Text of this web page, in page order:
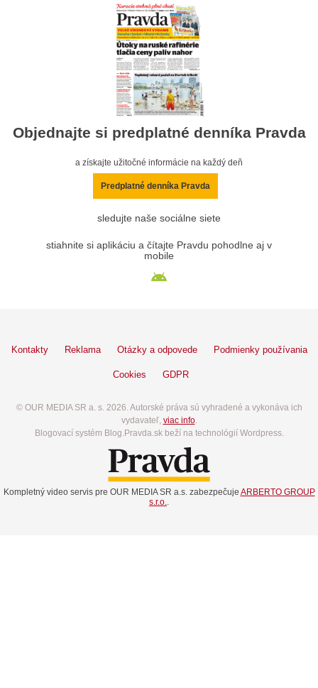
Objednajte si predplatné denníka Pravda
a získajte užitočné informácie na každý deň
Predplatné denníka Pravda
sledujte naše sociálne siete
stiahnite si aplikáciu a čítajte Pravdu pohodlne aj v
mobile
Kontakty Reklama Otázky a odpovede Podmienky používania
Cookies GDPR
© OUR MEDIA SR a. s. 2026. Autorské práva sú vyhradené a vykonáva ich
vydavateľ, viac info.
Blogovací systém Blog.Pravda.sk beží na technológií Wordpress.
Kompletný video servis pre OUR MEDIA SR a.s. zabezpečuje ARBERTO GROUP
s.r.o.